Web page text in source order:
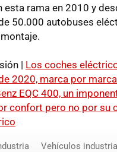
esta rama en 2010 y
50.000 autobuses
| Los coches
2020, marca por marca
EQC 400, un
confort pero no por su
Vehículos